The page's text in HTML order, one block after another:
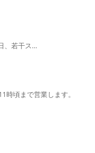
、若干ス…
時頃まで営業します。